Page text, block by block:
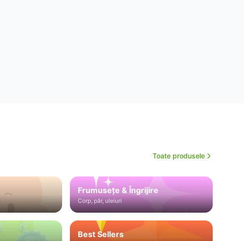
Toate produsele
Frumusețe & Îngrijire
Corp, păr, uleiuri
Best Sellers